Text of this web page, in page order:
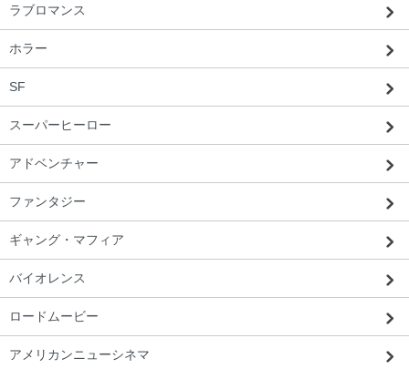
た。また使いたいです。」
ラブロマンス
ホラー
SF
スーパーヒーロー
アドベンチャー
ファンタジー
ギャング・マフィア
バイオレンス
ロードムービー
アメリカンニューシネマ